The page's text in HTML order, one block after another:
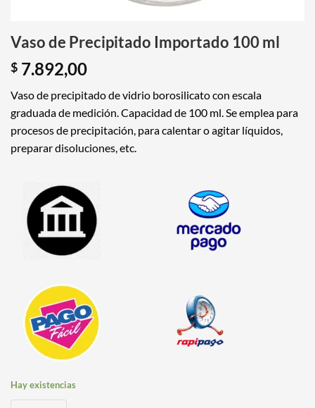
Vaso de Precipitado Importado 100 ml
$ 7.892,00
Vaso de precipitado de vidrio borosilicato con escala
graduada de medición. Capacidad de 100 ml. Se emplea para
procesos de precipitación, para calentar o agitar líquidos,
preparar disoluciones, etc.
Hay existencias